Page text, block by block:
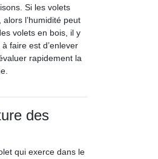
Si les volets
l’humidité peut
volets en bois, il y
faire est d’enlever
rapidement la
des
qui exerce dans le